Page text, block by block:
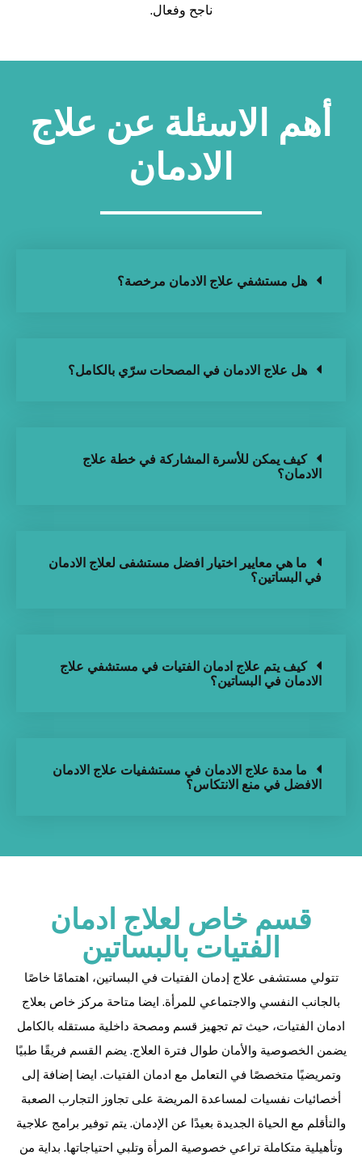
ناجح وفعال.
أهم الاسئلة عن علاج
الادمان
هل مستشفي علاج الادمان مرخصة؟
هل علاج الادمان في المصحات سرّي بالكامل؟
كيف يمكن للأسرة المشاركة في خطة علاج
الادمان؟
ما هي معايير اختيار افضل مستشفى لعلاج الادمان
في البساتين؟
كيف يتم علاج ادمان الفتيات في مستشفي علاج
الادمان في البساتين؟
ما مدة علاج الادمان في مستشفيات علاج الادمان
الافضل في منع الانتكاس؟
قسم خاص لعلاج ادمان
الفتيات بالبساتين
تتولي مستشفى علاج إدمان الفتيات في البساتين، اهتمامًا خاصًا
بالجانب النفسي والاجتماعي للمرأة. ايضا متاحة مركز خاص بعلاج
ادمان الفتيات، حيث تم تجهيز قسم ومصحة داخلية مستقله بالكامل
يضمن الخصوصية والأمان طوال فترة العلاج. يضم القسم فريقًا طبيًا
وتمريضيًا متخصصًا في التعامل مع ادمان الفتيات. ايضا إضافة إلى
أخصائيات نفسيات لمساعدة المريضة على تجاوز التجارب الصعبة
والتأقلم مع الحياة الجديدة بعيدًا عن الإدمان. يتم توفير برامج علاجية
وتأهيلية متكاملة تراعي خصوصية المرأة وتلبي احتياجاتها. بداية من